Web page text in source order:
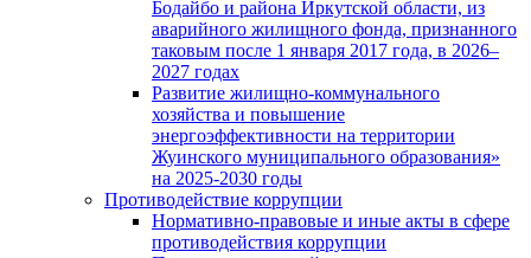
Бодайбо и района Иркутской области, из
аварийного жилищного фонда, признанного
таковым после 1 января 2017 года, в 2026–
2027 годах
Развитие жилищно-коммунального
хозяйства и повышение
энергоэффективности на территории
Жуинского муниципального образования»
на 2025-2030 годы
Противодействие коррупции
Нормативно-правовые и иные акты в сфере
противодействия коррупции